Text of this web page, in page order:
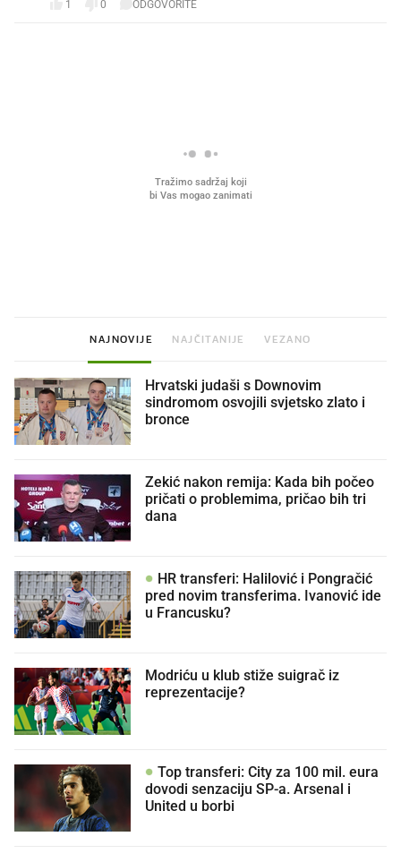
1 0 ODGOVORITE
NAJNOVIJE NAJČITANIJE VEZANO
Hrvatski judaši s Downovim
sindromom osvojili svjetsko zlato i
bronce
Zekić nakon remija: Kada bih počeo
pričati o problemima, pričao bih tri
dana
HR transferi: Halilović i Pongračić
pred novim transferima. Ivanović ide
u Francusku?
Modriću u klub stiže suigrač iz
reprezentacije?
Top transferi: City za 100 mil. eura
dovodi senzaciju SP-a. Arsenal i
United u borbi